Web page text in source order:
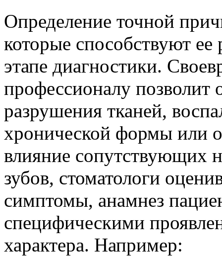
Определение точной
которые способствуют ее
этапе диагностики.
профессионалу позволит
разрушения тканей,
хронической формы или
влияние сопутствующих
зубов, стоматологи
симптомы, анамнез
специфическими
характера. Например: